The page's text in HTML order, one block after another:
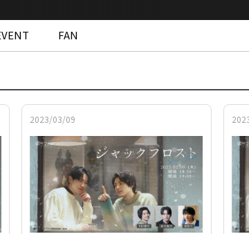
FAN
2023/03/09